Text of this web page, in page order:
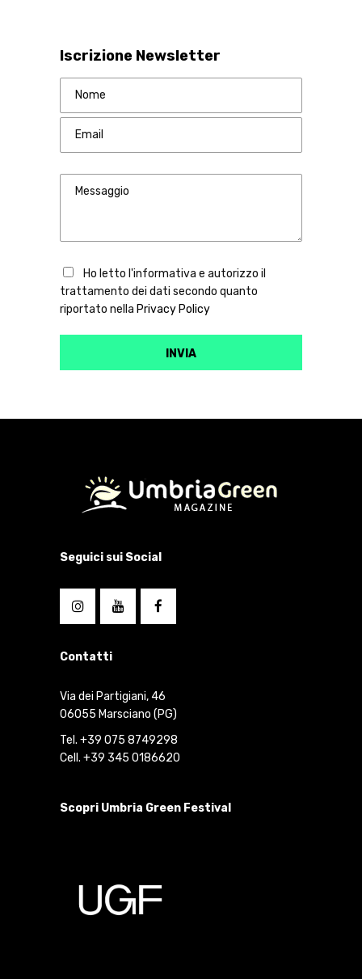
Iscrizione Newsletter
Ho letto l'informativa e autorizzo il
trattamento dei dati secondo quanto
riportato nella Privacy Policy
Seguici sui Social
Contatti
Via dei Partigiani, 46
06055 Marsciano (PG)
Tel. +39 075 8749298
Cell. +39 345 0186620
Scopri Umbria Green Festival